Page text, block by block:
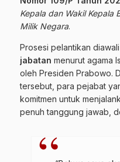
Kepala dan Wakil Kepala
Milik Negara.
Prosesi pelantikan
jabatan menurut agama
oleh Presiden Prabowo.
tersebut, para pejabat
komitmen untuk
penuh tanggung jawab,